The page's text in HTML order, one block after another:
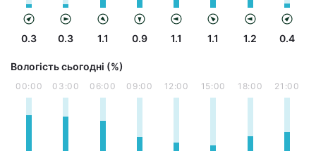
0.3 0.3 1.1 0.9 1.1 1.1 1.2 0.4
Вологість сьогодні (%)
00:00 03:00 06:00 09:00 12:00 15:00 18:00 21:00